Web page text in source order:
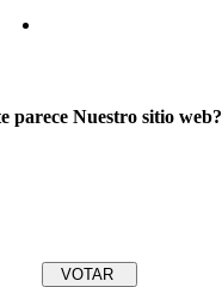
parece Nuestro sitio web?